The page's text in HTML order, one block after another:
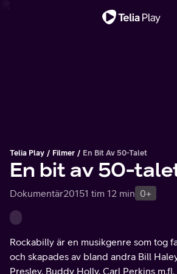
Telia Play Filmer En Bit Av 50-Talet
En bit av 50-
Dokumentär20151 tim 12 min 0+
Rockabilly är en musikgenre som tog
och skapades av bland andra Bill Haley His Comets,
Presley, Buddy Holly, Carl Perkins m.fl.